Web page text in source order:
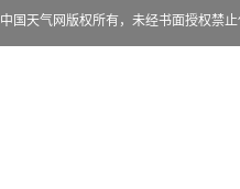
中国天气网版权所有，未经书面授权